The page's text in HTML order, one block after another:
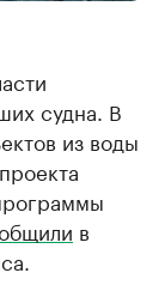
судна. В
из воды
в